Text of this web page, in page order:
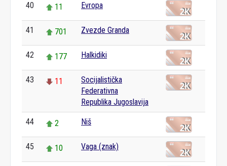
40 11 Evropa
41 701 Zvezde Granda
42 177 Halkidiki
43 11
Socijalistička
Federativna
Republika Jugoslavija
44 2 Niš
45 10 Vaga (znak)